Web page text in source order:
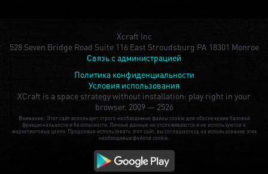
Xcraft Inc
528 Seven Bridge Road Suite 116 East Stroudsburg PA 18301 Monroe
Связь с администрацией
Политика конфиденциальности
Условия использования
XCraft is a space strategy without installation: play right in your
browser. 2009 — 2526
Внимание: Этот сайт использует строго необходимые файлы cookie для обеспечения базовой
функциональности и безопасности. Личные данные не отслеживаются и не используются в
маркетинговых целях. Продолжая использовать этот сайт, вы соглашаетесь на использование этих
необходимых файлов cookie.